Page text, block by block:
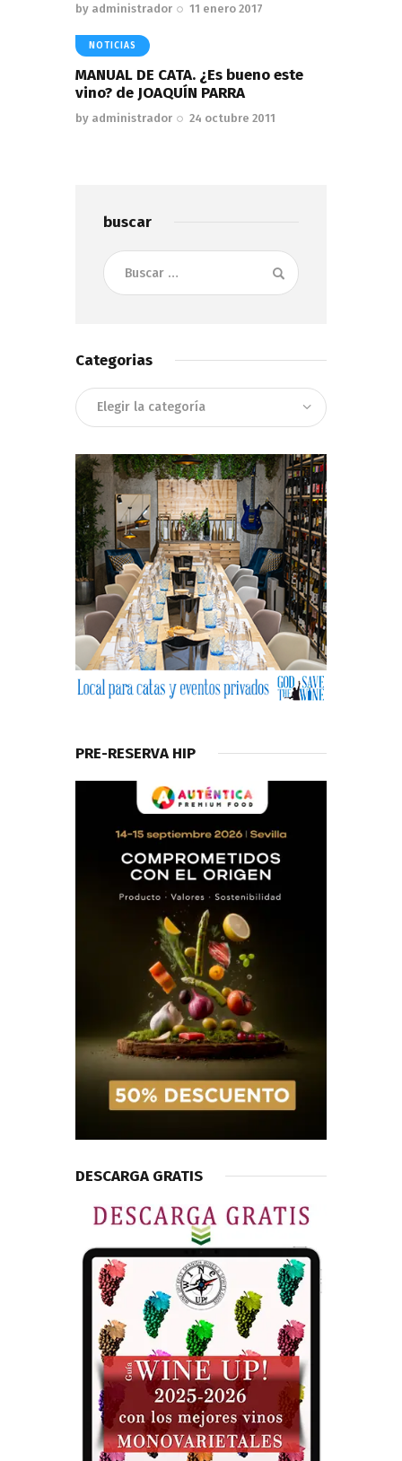
by administrador 11 enero 2017
NOTICIAS
MANUAL DE CATA. ¿Es bueno este
vino? de JOAQUÍN PARRA
by administrador 24 octubre 2011
buscar
Buscar:
Categorias
Categorias
PRE-RESERVA HIP
DESCARGA GRATIS